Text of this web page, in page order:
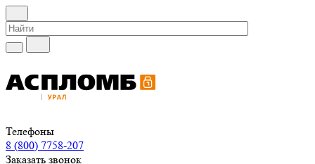
Телефоны
8 (800) 7758-207
Заказать звонок